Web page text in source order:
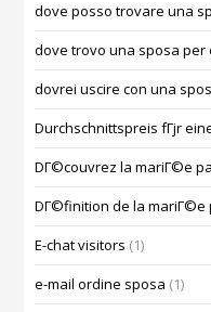
dove posso trovare una
dove trovo una sposa per
dovrei uscire con una
Durchschnittspreis fГјr
DГ©couvrez la mariГ©e
DГ©finition de la mariГ©e
E-chat visitors (1)
e-mail ordine sposa (1)